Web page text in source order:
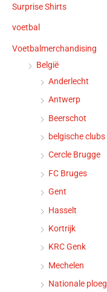
Surprise Shirts
voetbal
Voetbalmerchandising
België
Anderlecht
Antwerp
Beerschot
belgische clubs
Cercle Brugge
FC Bruges
Gent
Hasselt
Kortrijk
KRC Genk
Mechelen
Nationale ploeg